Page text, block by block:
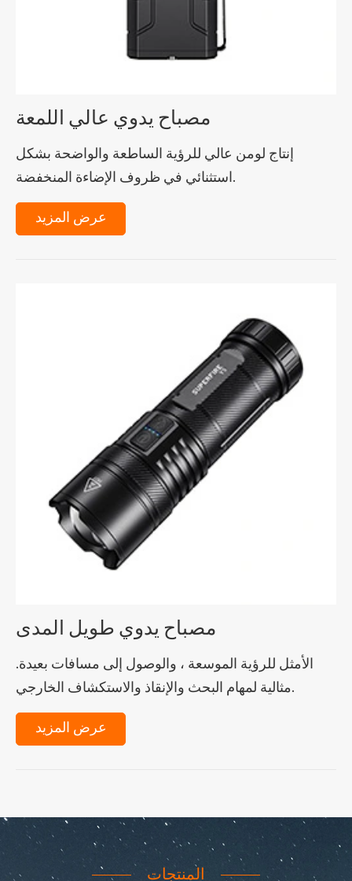
مصباح يدوي عالي اللمعة
إنتاج لومن عالي للرؤية الساطعة والواضحة بشكل
استثنائي في ظروف الإضاءة المنخفضة.
عرض المزيد
مصباح يدوي طويل المدى
الأمثل للرؤية الموسعة ، والوصول إلى مسافات بعيدة.
مثالية لمهام البحث والإنقاذ والاستكشاف الخارجي.
عرض المزيد
المنتجات